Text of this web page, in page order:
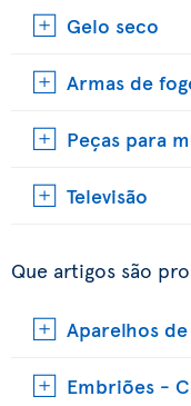
Gelo seco
Armas de
Peças para
Televisão
Que artigos são
Aparelhos
Embriões -